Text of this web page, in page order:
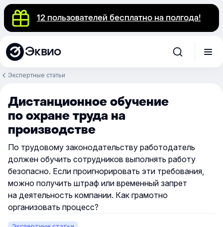
12 пользователей бесплатно на полгода!
Эквио
Экспертные статьи
Дистанционное обучение
по охране труда на
производстве
По трудовому законодательству работодатель
должен обучить сотрудников выполнять работу
безопасно. Если проигнорировать эти требования,
можно получить штраф или временный запрет
на деятельность компании. Как грамотно
организовать процесс?